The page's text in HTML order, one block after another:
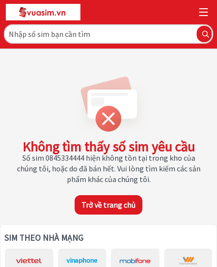
Không tìm thấy số sim yêu cầu
Số sim 0845334444 hiện không tồn tại trong kho của
chúng tôi, hoặc do đã bán hết. Vui lòng tìm kiếm các sản
phẩm khác của chúng tôi.
Trở về trang chủ
SIM THEO NHÀ MẠNG